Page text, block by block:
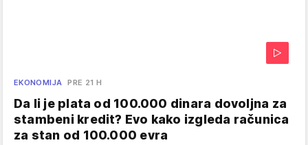
EKONOMIJA PRE 21 H
Da li je plata od 100.000 dinara dovoljna za
stambeni kredit? Evo kako izgleda računica
za stan od 100.000 evra